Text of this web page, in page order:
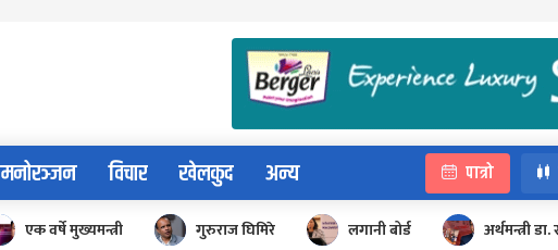
मनोरञ्जन विचार खेलकुद अन्य पात्रो
एक वर्षे मुख्यमन्त्री गुरुराज घिमिरे लगानी बोर्ड अर्थमन्त्री डा.